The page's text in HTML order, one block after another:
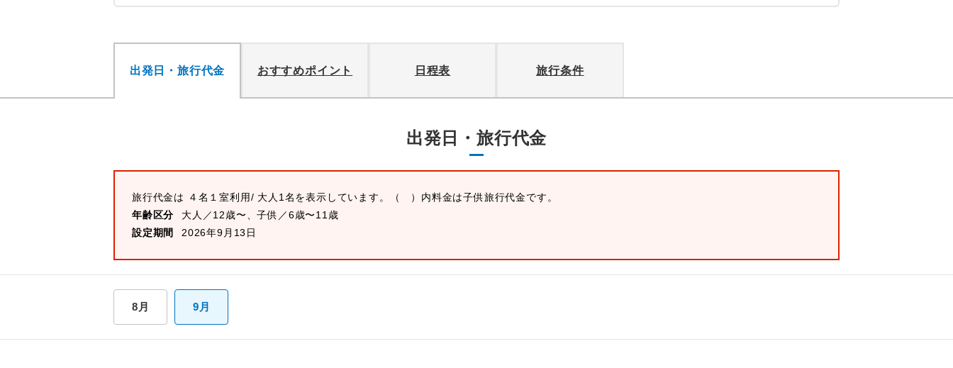
出発日・旅行代金 おすすめポイント 日程表 旅行条件
出発日・旅行代金
旅行代金は ４名１室利用/ 大人1名を表示しています。
（ ）内料金は子供旅行代金です。
年齢区分
大人／12歳〜、子供／6歳〜11歳
設定期間
2026年9月13日
8月 9月